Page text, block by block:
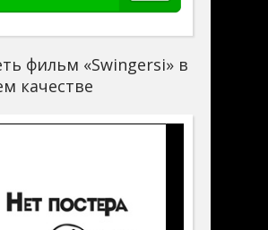
фильм «Swingersi» в
качестве